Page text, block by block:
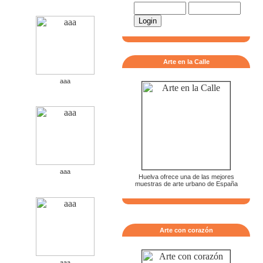
aaa
aaa
Arte en la Calle
Huelva ofrece una de las mejores
muestras de arte urbano de España
Arte con corazón